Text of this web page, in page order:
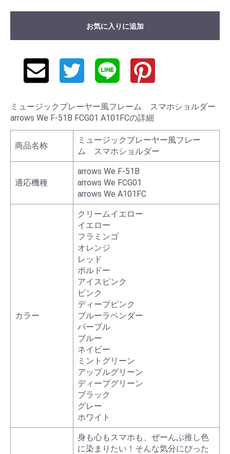
お気に入りに追加
ミュージックプレーヤー風フレーム スマホショルダー
arrows We F-51B FCG01 A101FCの詳細
商品名称
ミュージックプレーヤー風フレー
ム スマホショルダー
適応機種
arrows We F-51B
arrows We FCG01
arrows We A101FC
カラー
クリームイエロー
イエロー
フラミンゴ
オレンジ
レッド
ボルドー
アイスピンク
ピンク
ディープピンク
ブルーラベンダー
パープル
ブルー
ネイビー
ミントグリーン
アップルグリーン
ディープグリーン
ブラック
グレー
ホワイト
身も心もスマホも、ぜーんぶ推し色
に染まりたい！そんな気分にぴった